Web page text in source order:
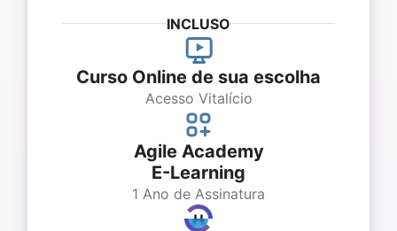
INCLUSO
Curso Online de sua escolha
Acesso Vitalício
Agile Academy
E-Learning
1 Ano de Assinatura